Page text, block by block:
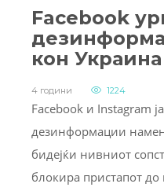
Facebook
кон Украина
4 години 1224
Facebook и Instagram
дезинформации
бидејќи нивниот
блокира пристапот